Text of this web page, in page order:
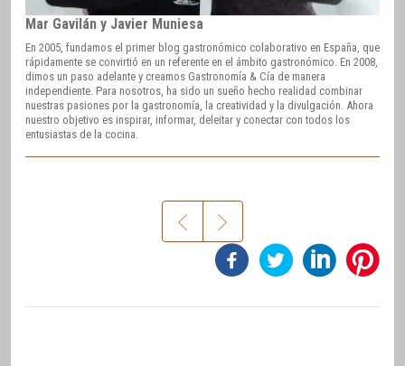
Mar Gavilán y Javier Muniesa
En 2005, fundamos el primer blog gastronómico colaborativo en España, que
rápidamente se convirtió en un referente en el ámbito gastronómico. En 2008,
dimos un paso adelante y creamos Gastronomía & Cía de manera
independiente. Para nosotros, ha sido un sueño hecho realidad combinar
nuestras pasiones por la gastronomía, la creatividad y la divulgación. Ahora
nuestro objetivo es inspirar, informar, deleitar y conectar con todos los
entusiastas de la cocina.